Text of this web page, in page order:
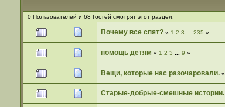
0 Пользователей и 68 Гостей смотрят этот раздел.
Почему все спят? « 1 2 3 235 »
помощь детям « 1 2 3 9 »
Вещи, которые нас разочаровали. «
Старые-добрые-смешные истории.